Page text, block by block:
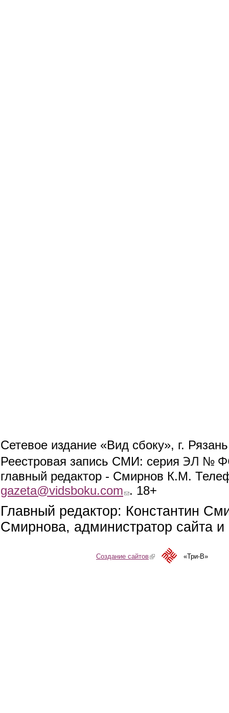
Сетевое издание «Вид сбоку», г.
Реестровая запись СМИ: серия ЭЛ №
главный редактор - Смирнов К.М.
gazeta@vidsboku.com (link sends e-mail)
. 18+
Главный редактор: Константин
Смирнова, администратор сайта
Создание сайтов(link is external)«Три-В»